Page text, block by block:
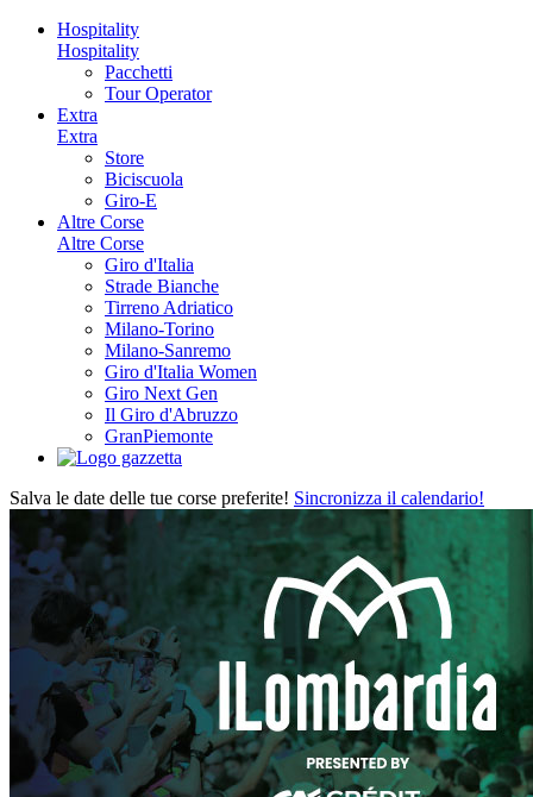
Hospitality
Hospitality
Pacchetti
Tour Operator
Extra
Extra
Store
Biciscuola
Giro-E
Altre Corse
Altre Corse
Giro d'Italia
Strade Bianche
Tirreno Adriatico
Milano-Torino
Milano-Sanremo
Giro d'Italia Women
Giro Next Gen
Il Giro d'Abruzzo
GranPiemonte
Salva le date delle tue corse preferite! Sincronizza il calendario!